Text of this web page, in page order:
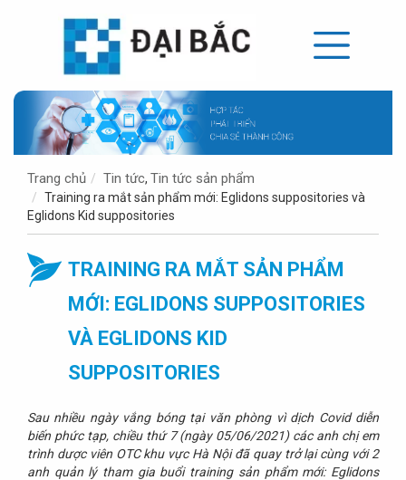
Trang chủ Tin tức, Tin tức sản phẩm
Training ra mắt sản phẩm mới: Eglidons suppositories và
Eglidons Kid suppositories
TRAINING RA MẮT SẢN PHẨM
MỚI: EGLIDONS SUPPOSITORIES
VÀ EGLIDONS KID
SUPPOSITORIES
Sau nhiều ngày vắng bóng tại văn phòng vì dịch Covid diễn
biến phức tạp, chiều thứ 7 (ngày 05/06/2021) các anh chị em
trình dược viên OTC khu vực Hà Nội đã quay trở lại cùng với 2
anh quản lý tham gia buổi training sản phẩm mới: Eglidons